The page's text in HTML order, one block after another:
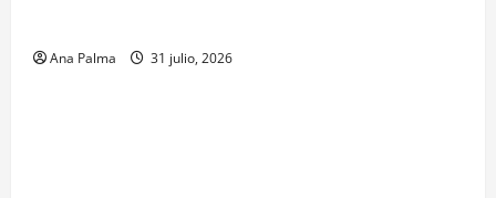
Ana Palma 31 julio, 2026
MEXICO